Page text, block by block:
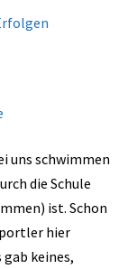
uns schwimmen
die Schule
ist. Schon
hier
keines,